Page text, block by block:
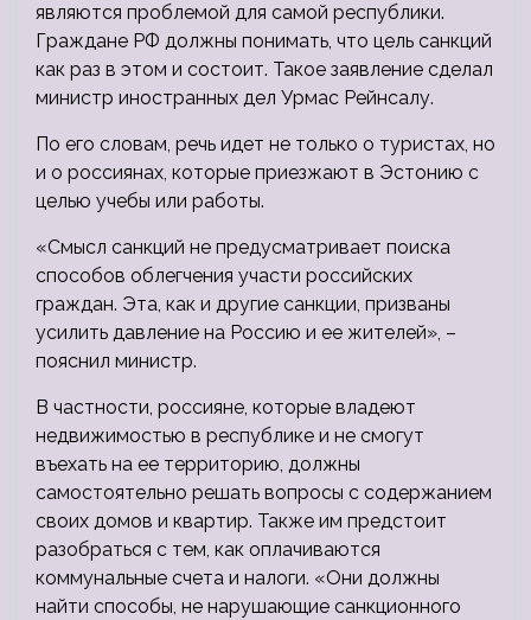
являются проблемой для самой республики.
Граждане РФ должны понимать, что цель санкций
как раз в этом и состоит. Такое заявление сделал
министр иностранных дел Урмас Рейнсалу.
По его словам, речь идет не только о туристах, но
и о россиянах, которые приезжают в Эстонию с
целью учебы или работы.
«Смысл санкций не предусматривает поиска
способов облегчения участи российских
граждан. Эта, как и другие санкции, призваны
усилить давление на Россию и ее жителей», –
пояснил министр.
В частности, россияне, которые владеют
недвижимостью в республике и не смогут
въехать на ее территорию, должны
самостоятельно решать вопросы с содержанием
своих домов и квартир. Также им предстоит
разобраться с тем, как оплачиваются
коммунальные счета и налоги. «Они должны
найти способы, не нарушающие санкционного